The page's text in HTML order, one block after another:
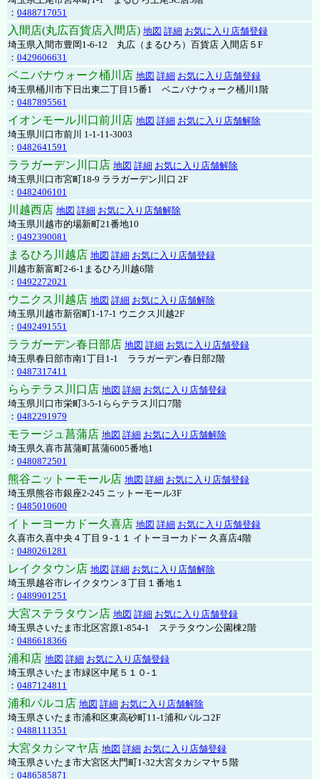
： 0488717051
入間店(丸広百貨店入間店) 地図 詳細 お気に入り店舗登録
埼玉県入間市豊岡1-6-12 丸広（まるひろ）百貨店 入間店５F
： 0429606631
ベニバナウォーク桶川店 地図 詳細 お気に入り店舗登録
埼玉県桶川市下日出東二丁目15番1 ベニバナウォーク桶川1階
： 0487895561
イオンモール川口前川店 地図 詳細 お気に入り店舗解除
埼玉県川口市前川 1-1-11-3003
： 0482641591
ララガーデン川口店 地図 詳細 お気に入り店舗解除
埼玉県川口市宮町18-9 ララガーデン川口 2F
： 0482406101
川越西店 地図 詳細 お気に入り店舗解除
埼玉県川越市的場新町21番地10
： 0492390081
まるひろ川越店 地図 詳細 お気に入り店舗登録
川越市新富町2-6-1まるひろ川越6階
： 0492272021
ウニクス川越店 地図 詳細 お気に入り店舗解除
埼玉県川越市新宿町1-17-1 ウニクス川越2F
： 0492491551
ララガーデン春日部店 地図 詳細 お気に入り店舗登録
埼玉県春日部市南1丁目1-1 ララガーデン春日部2階
： 0487317411
ららテラス川口店 地図 詳細 お気に入り店舗登録
埼玉県川口市栄町3-5-1ららテラス川口7階
： 0482291979
モラージュ菖蒲店 地図 詳細 お気に入り店舗解除
埼玉県久喜市菖蒲町菖蒲6005番地1
： 0480872501
熊谷ニットーモール店 地図 詳細 お気に入り店舗登録
埼玉県熊谷市銀座2-245 ニットーモール3F
： 0485010600
イトーヨーカドー久喜店 地図 詳細 お気に入り店舗登録
久喜市久喜中央４丁目９-１１ イトーヨーカドー 久喜店4階
： 0480261281
レイクタウン店 地図 詳細 お気に入り店舗解除
埼玉県越谷市レイクタウン３丁目１番地１
： 0489901251
大宮ステラタウン店 地図 詳細 お気に入り店舗登録
埼玉県さいたま市北区宮原1-854-1 ステラタウン公園棟2階
： 0486618366
浦和店 地図 詳細 お気に入り店舗登録
埼玉県さいたま市緑区中尾５１０-１
： 0487124811
浦和パルコ店 地図 詳細 お気に入り店舗解除
埼玉県さいたま市浦和区東高砂町11-1浦和パルコ2F
： 0488111351
大宮タカシマヤ店 地図 詳細 お気に入り店舗登録
埼玉県さいたま市大宮区大門町1-32大宮タカシマヤ５階
： 0486585871